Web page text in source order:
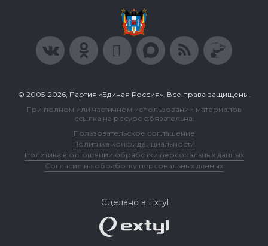
© 2005-2026, Партия «Единая Россия». Все права защищены.
При полном или частичном использовании материалов
ссылка на ресурс обязательна.
Пользовательское соглашение
Политика конфиденциальности
Политика в отношении обработки персональных данных
Согласие на обработку персональных данных
Сделано в Extyl